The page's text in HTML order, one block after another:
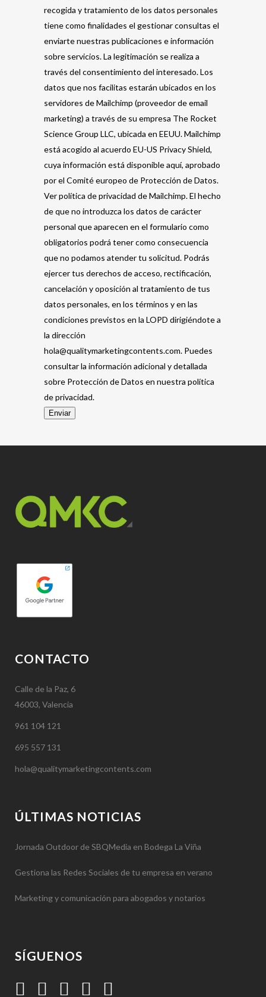
recogida y tratamiento de los datos personales
tiene como finalidades el gestionar consultas el
enviarte nuestras publicaciones e información
sobre servicios. La legitimación se realiza a
través del consentimiento del interesado. Los
datos que nos facilitas estarán ubicados en los
servidores de Mailchimp (proveedor de email
marketing) a través de su empresa The Rocket
Science Group LLC, ubicada en EEUU. Mailchimp
está acogido al acuerdo EU-US Privacy Shield,
cuya información está disponible aquí, aprobado
por el Comité europeo de Protección de Datos.
Ver política de privacidad de Mailchimp. El hecho
de que no introduzca los datos de carácter
personal que aparecen en el formulario como
obligatorios podrá tener como consecuencia
que no podamos atender tu solicitud. Podrás
ejercer tus derechos de acceso, rectificación,
cancelación y oposición al tratamiento de tus
datos personales, en los términos y en las
condiciones previstos en la LOPD dirigiéndote a
la dirección
hola@qualitymarketingcontents.com. Puedes
consultar la información adicional y detallada
sobre Protección de Datos en nuestra política
de privacidad.
Enviar
CONTACTO
Calle de la Paz, 6
46003, Valencia
961 104 121
695 557 131
hola@qualitymarketingcontents.com
ÚLTIMAS NOTICIAS
Jornada Outdoor de SBQMedia en Bodega La Viña
Gestiona las Redes Sociales de tu empresa en verano
Marketing y comunicación para abogados y notarios
SÍGUENOS